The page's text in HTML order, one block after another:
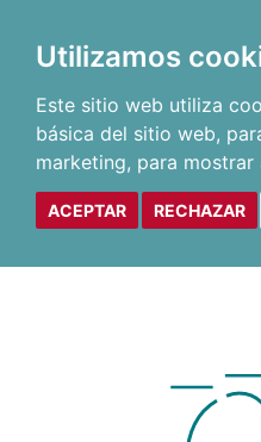
Utilizamos
Este sitio web utiliza
básica del sitio web,
marketing, para mostrar
ACEPTAR RECHAZAR